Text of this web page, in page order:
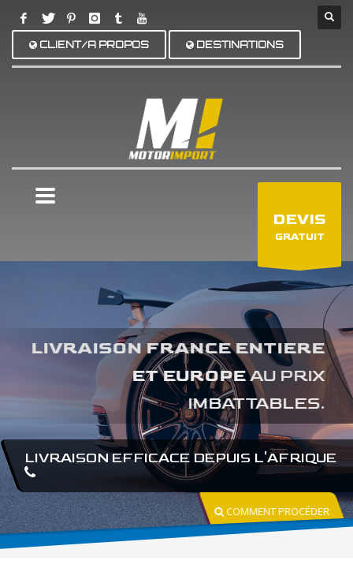
CLIENT/A PROPOS DESTINATIONS
DEVIS
GRATUIT
LIVRAISON FRANCE ENTIERE
ET EUROPEAU PRIX
IMBATTABLES.
LIVRAISON EFFICACE DEPUIS L'AFRIQUE
COMMENT PROCÉDER